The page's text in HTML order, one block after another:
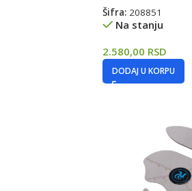
Šifra: 208851
Na stanju
2.580,00 RSD
DODAJ U KORPU